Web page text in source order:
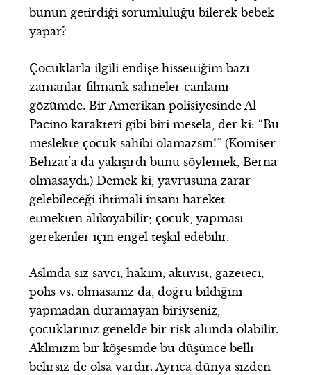
bunun getirdiği sorumluluğu bilerek bebek
yapar?
Çocuklarla ilgili endişe hissettiğim bazı
zamanlar filmatik sahneler canlanır
gözümde. Bir Amerikan polisiyesinde Al
Pacino karakteri gibi biri mesela, der ki: “Bu
meslekte çocuk sahibi olamazsın!” (Komiser
Behzat’a da yakışırdı bunu söylemek, Berna
olmasaydı.) Demek ki, yavrusuna zarar
gelebileceği ihtimali insanı hareket
etmekten alıkoyabilir; çocuk, yapması
gerekenler için engel teşkil edebilir.
Aslında siz savcı, hakim, aktivist, gazeteci,
polis vs. olmasanız da, doğru bildiğini
yapmadan duramayan biriyseniz,
çocuklarınız genelde bir risk altında olabilir.
Aklınızın bir köşesinde bu düşünce belli
belirsiz de olsa vardır. Ayrıca dünya sizden